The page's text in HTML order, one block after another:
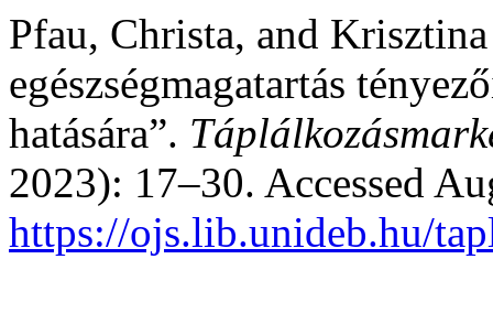
Pfau, Christa, and
egészségmagatartás
hatására”.
2023): 17–30. Accessed
https://ojs.lib.unideb.hu/